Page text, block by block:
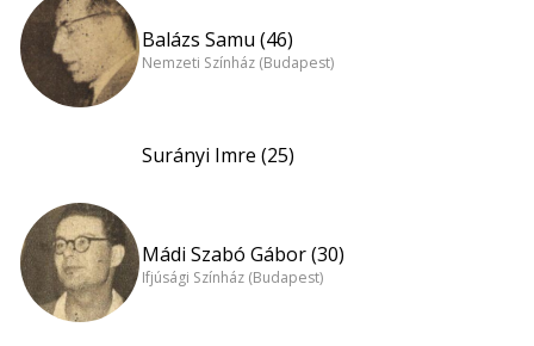
Balázs Samu (46)
Nemzeti Színház (Budapest)
Surányi Imre (25)
Mádi Szabó Gábor (30)
Ifjúsági Színház (Budapest)